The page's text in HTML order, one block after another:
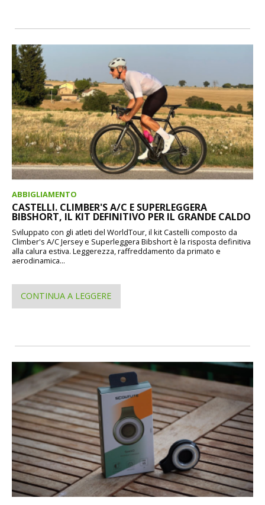
ABBIGLIAMENTO
CASTELLI. CLIMBER'S A/C E SUPERLEGGERA
BIBSHORT, IL KIT DEFINITIVO PER IL GRANDE CALDO
Sviluppato con gli atleti del WorldTour, il kit Castelli composto da
Climber's A/C Jersey e Superleggera Bibshort è la risposta definitiva
alla calura estiva. Leggerezza, raffreddamento da primato e
aerodinamica...
CONTINUA A LEGGERE